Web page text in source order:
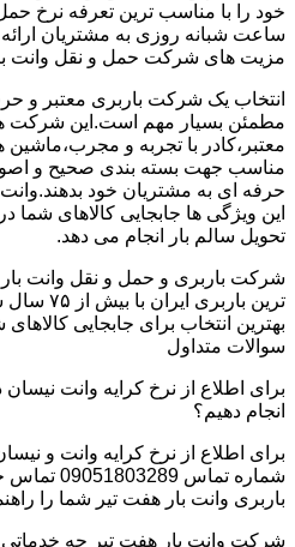
ساعت شبانه روزی به مشتریان
مزیت های شرکت حمل و نقل وانت
انتخاب یک شرکت باربری معتبر و
مطمئن بسیار مهم است.این شرکت ها
معتبر،کادر با تجربه و
مناسب جهت بسته بندی صحیح و
حرفه ای به مشتریان خود
این ویژگی ها جابجایی کالاهای
تحویل سالم بار انجام می دهد.
شرکت باربری و حمل و نقل وانت
ترین
بهترین انتخاب برای جابجایی
سوالات متداول
انجام دهیم؟
شماره
باربری وانت بار هفت تیر شما را
شرکت وانت بار هفت تیر چه خدماتی